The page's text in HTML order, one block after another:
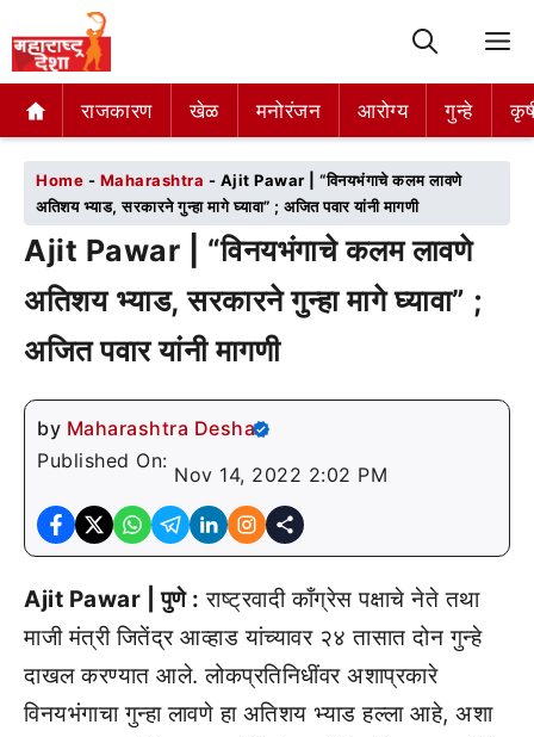
राजकारण खेळ मनोरंजन आरोग्य गुन्हे
राजकारण खेळ मनोरंजन आरोग्य गुन्हे
Home - Maharashtra - Ajit Pawar | “विनयभंगाचे कलम लावणे
अतिशय भ्याड, सरकारने गुन्हा मागे घ्यावा” ; अजित पवार यांनी मागणी
Ajit Pawar | “विनयभंगाचे कलम लावणे
अतिशय भ्याड, सरकारने गुन्हा मागे घ्यावा” ;
अजित पवार यांनी मागणी
by Maharashtra Desha
Published On:
Nov 14, 2022 2:02 PM
Ajit Pawar | पुणे : राष्ट्रवादी काँग्रेस पक्षाचे नेते तथा
माजी मंत्री जितेंद्र आव्हाड यांच्यावर २४ तासात दोन गुन्हे
दाखल करण्यात आले. लोकप्रतिनिधींवर अशाप्रकारे
विनयभंगाचा गुन्हा लावणे हा अतिशय भ्याड हल्ला आहे, अशा